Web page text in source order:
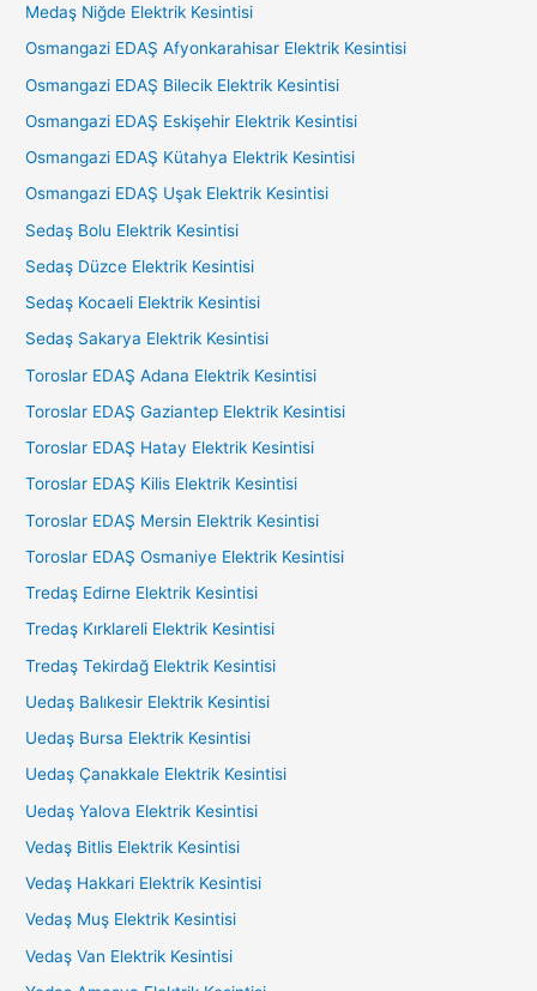
Medaş Niğde Elektrik Kesintisi
Osmangazi EDAŞ Afyonkarahisar Elektrik Kesintisi
Osmangazi EDAŞ Bilecik Elektrik Kesintisi
Osmangazi EDAŞ Eskişehir Elektrik Kesintisi
Osmangazi EDAŞ Kütahya Elektrik Kesintisi
Osmangazi EDAŞ Uşak Elektrik Kesintisi
Sedaş Bolu Elektrik Kesintisi
Sedaş Düzce Elektrik Kesintisi
Sedaş Kocaeli Elektrik Kesintisi
Sedaş Sakarya Elektrik Kesintisi
Toroslar EDAŞ Adana Elektrik Kesintisi
Toroslar EDAŞ Gaziantep Elektrik Kesintisi
Toroslar EDAŞ Hatay Elektrik Kesintisi
Toroslar EDAŞ Kilis Elektrik Kesintisi
Toroslar EDAŞ Mersin Elektrik Kesintisi
Toroslar EDAŞ Osmaniye Elektrik Kesintisi
Tredaş Edirne Elektrik Kesintisi
Tredaş Kırklareli Elektrik Kesintisi
Tredaş Tekirdağ Elektrik Kesintisi
Uedaş Balıkesir Elektrik Kesintisi
Uedaş Bursa Elektrik Kesintisi
Uedaş Çanakkale Elektrik Kesintisi
Uedaş Yalova Elektrik Kesintisi
Vedaş Bitlis Elektrik Kesintisi
Vedaş Hakkari Elektrik Kesintisi
Vedaş Muş Elektrik Kesintisi
Vedaş Van Elektrik Kesintisi